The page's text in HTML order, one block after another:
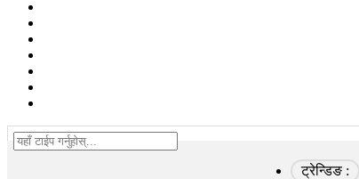
ट्रेन्डिङ :